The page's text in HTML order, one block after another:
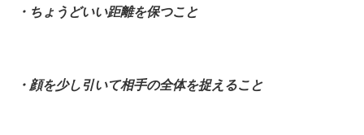
・ちょうどいい距離を保つこと
・顔を少し引いて相手の全体を捉えること